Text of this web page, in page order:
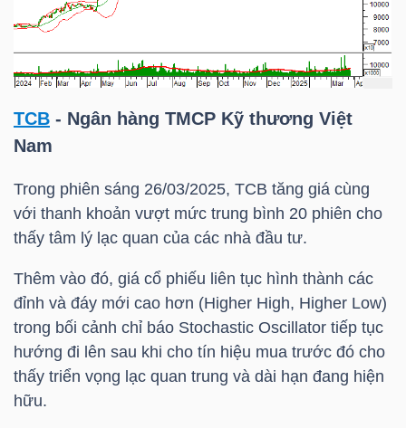
TCB - Ngân hàng TMCP Kỹ thương Việt
Nam
Trong phiên sáng 26/03/2025, TCB tăng giá cùng
với thanh khoản vượt mức trung bình 20 phiên cho
thấy tâm lý lạc quan của các nhà đầu tư.
Thêm vào đó, giá cổ phiếu liên tục hình thành các
đỉnh và đáy mới cao hơn (Higher High, Higher Low)
trong bối cảnh chỉ báo Stochastic Oscillator tiếp tục
hướng đi lên sau khi cho tín hiệu mua trước đó cho
thấy triển vọng lạc quan trung và dài hạn đang hiện
hữu.
TRUY
DỮ
LIỆU
(-)
VS-
SECTOR
NĂNG
LƯỢNG